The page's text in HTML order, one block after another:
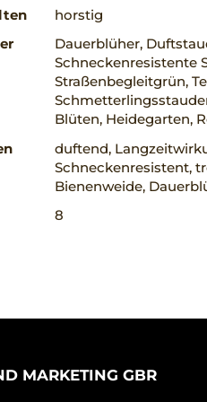
horstig
Dauerblüher,
Schneckenresistente
Straßenbegleitgrün,
Blüten, Heidegarten,
duftend,
Schneckenresistent,
Bienenweide,
8
MARKETING GBR